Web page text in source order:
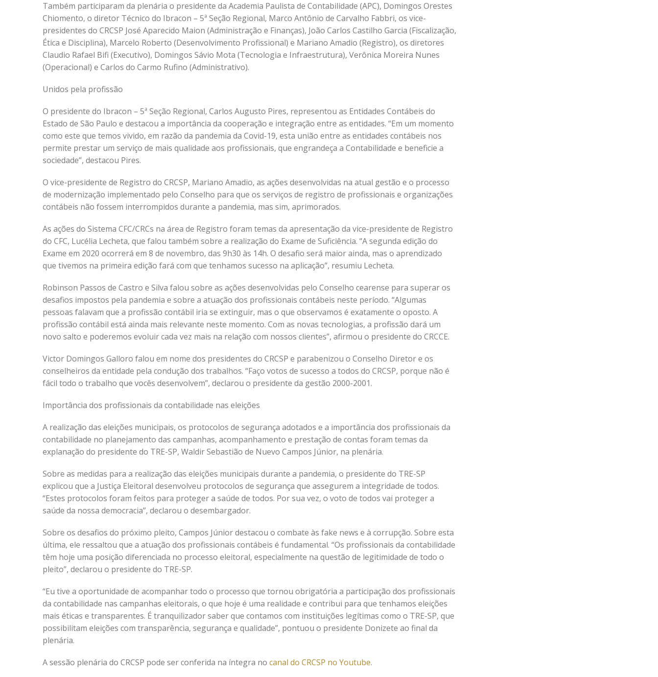
Também participaram da plenária o presidente da Academia Paulista de Contabilidade (APC), Domingos Orestes
Chiomento, o diretor Técnico do Ibracon – 5ª Seção Regional, Marco Antônio de Carvalho Fabbri, os vice-
presidentes do CRCSP José Aparecido Maion (Administração e Finanças), João Carlos Castilho Garcia (Fiscalização,
Ética e Disciplina), Marcelo Roberto (Desenvolvimento Profissional) e Mariano Amadio (Registro), os diretores
Claudio Rafael Bifi (Executivo), Domingos Sávio Mota (Tecnologia e Infraestrutura), Verônica Moreira Nunes
(Operacional) e Carlos do Carmo Rufino (Administrativo).
Unidos pela profissão
O presidente do Ibracon – 5ª Seção Regional, Carlos Augusto Pires, representou as Entidades Contábeis do
Estado de São Paulo e destacou a importância da cooperação e integração entre as entidades. “Em um momento
como este que temos vivido, em razão da pandemia da Covid-19, esta união entre as entidades contábeis nos
permite prestar um serviço de mais qualidade aos profissionais, que engrandeça a Contabilidade e beneficie a
sociedade”, destacou Pires.
O vice-presidente de Registro do CRCSP, Mariano Amadio, as ações desenvolvidas na atual gestão e o processo
de modernização implementado pelo Conselho para que os serviços de registro de profissionais e organizações
contábeis não fossem interrompidos durante a pandemia, mas sim, aprimorados.
As ações do Sistema CFC/CRCs na área de Registro foram temas da apresentação da vice-presidente de Registro
do CFC, Lucélia Lecheta, que falou também sobre a realização do Exame de Suficiência. “A segunda edição do
Exame em 2020 ocorrerá em 8 de novembro, das 9h30 às 14h. O desafio será maior ainda, mas o aprendizado
que tivemos na primeira edição fará com que tenhamos sucesso na aplicação”, resumiu Lecheta.
Robinson Passos de Castro e Silva falou sobre as ações desenvolvidas pelo Conselho cearense para superar os
desafios impostos pela pandemia e sobre a atuação dos profissionais contábeis neste período. “Algumas
pessoas falavam que a profissão contábil iria se extinguir, mas o que observamos é exatamente o oposto. A
profissão contábil está ainda mais relevante neste momento. Com as novas tecnologias, a profissão dará um
novo salto e poderemos evoluir cada vez mais na relação com nossos clientes”, afirmou o presidente do CRCCE.
Victor Domingos Galloro falou em nome dos presidentes do CRCSP e parabenizou o Conselho Diretor e os
conselheiros da entidade pela condução dos trabalhos. “Faço votos de sucesso a todos do CRCSP, porque não é
fácil todo o trabalho que vocês desenvolvem”, declarou o presidente da gestão 2000-2001.
Importância dos profissionais da contabilidade nas eleições
A realização das eleições municipais, os protocolos de segurança adotados e a importância dos profissionais da
contabilidade no planejamento das campanhas, acompanhamento e prestação de contas foram temas da
explanação do presidente do TRE-SP, Waldir Sebastião de Nuevo Campos Júnior, na plenária.
Sobre as medidas para a realização das eleições municipais durante a pandemia, o presidente do TRE-SP
explicou que a Justiça Eleitoral desenvolveu protocolos de segurança que assegurem a integridade de todos.
“Estes protocolos foram feitos para proteger a saúde de todos. Por sua vez, o voto de todos vai proteger a
saúde da nossa democracia”, declarou o desembargador.
Sobre os desafios do próximo pleito, Campos Júnior destacou o combate às fake news e à corrupção. Sobre esta
última, ele ressaltou que a atuação dos profissionais contábeis é fundamental. “Os profissionais da contabilidade
têm hoje uma posição diferenciada no processo eleitoral, especialmente na questão de legitimidade de todo o
pleito”, declarou o presidente do TRE-SP.
“Eu tive a oportunidade de acompanhar todo o processo que tornou obrigatória a participação dos profissionais
da contabilidade nas campanhas eleitorais, o que hoje é uma realidade e contribui para que tenhamos eleições
mais éticas e transparentes. É tranquilizador saber que contamos com instituições legítimas como o TRE-SP, que
possibilitam eleições com transparência, segurança e qualidade”, pontuou o presidente Donizete ao final da
plenária.
A sessão plenária do CRCSP pode ser conferida na íntegra no canal do CRCSP no Youtube.